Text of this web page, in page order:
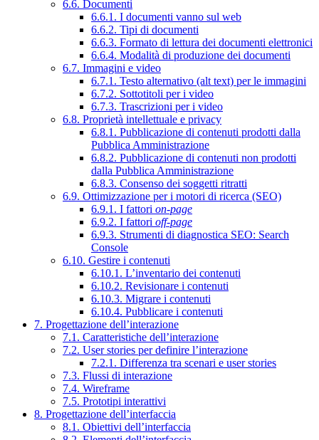
6.6. Documenti
6.6.1. I documenti vanno sul web
6.6.2. Tipi di documenti
6.6.3. Formato di lettura dei documenti elettronici
6.6.4. Modalità di produzione dei documenti
6.7. Immagini e video
6.7.1. Testo alternativo (alt text) per le immagini
6.7.2. Sottotitoli per i video
6.7.3. Trascrizioni per i video
6.8. Proprietà intellettuale e privacy
6.8.1. Pubblicazione di contenuti prodotti dalla
Pubblica Amministrazione
6.8.2. Pubblicazione di contenuti non prodotti
dalla Pubblica Amministrazione
6.8.3. Consenso dei soggetti ritratti
6.9. Ottimizzazione per i motori di ricerca (SEO)
6.9.1. I fattori on-page
6.9.2. I fattori off-page
6.9.3. Strumenti di diagnostica SEO: Search
Console
6.10. Gestire i contenuti
6.10.1. L’inventario dei contenuti
6.10.2. Revisionare i contenuti
6.10.3. Migrare i contenuti
6.10.4. Pubblicare i contenuti
7. Progettazione dell’interazione
7.1. Caratteristiche dell’interazione
7.2. User stories per definire l’interazione
7.2.1. Differenza tra scenari e user stories
7.3. Flussi di interazione
7.4. Wireframe
7.5. Prototipi interattivi
8. Progettazione dell’interfaccia
8.1. Obiettivi dell’interfaccia